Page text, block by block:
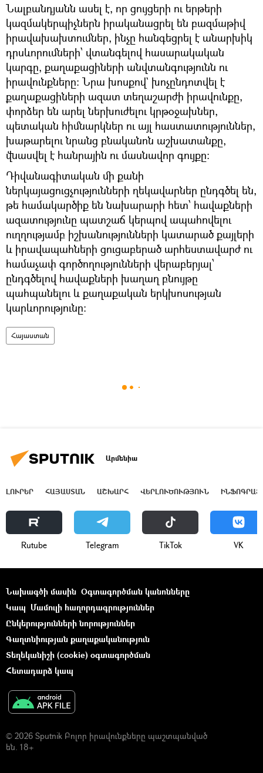
Նալբանդյանն ասել է, որ ցույցերի ու երթերի
կազմակերպիչներն իրականացրել են բազմաթիվ
իրավախախտումներ, ինչը հանգեցրել է անարխիկ
դրսևորումների՝ վտանգելով հասարակական
կարգը, քաղաքացիների անվտանգությունն ու
իրավունքները։ Նրա խոսքով` խոչընդոտվել է
քաղաքացիների ազատ տեղաշարժի իրավունքը,
փորձեր են արել ներխուժելու կրթօջախներ,
պետական հիմնարկներ ու այլ հաստատություններ,
խաթարելու նրանց բնականոն աշխատանքը,
վնասվել է հանրային ու մասնավոր գույքը։
Դիվանագիտական մի քանի
ներկայացուցչությունների ղեկավարներ ընդգծել են,
թե համակարծիք են նախարարի հետ՝ հավաքների
ազատությունը պատշաճ կերպով ապահովելու
ուղղությամբ իշխանությունների կատարած քայլերի
և իրավապահների ցուցաբերած արհեստավարժ ու
համաչափ գործողությունների վերաբերյալ՝
ընդգծելով հավաքների խաղաղ բնույթը
պահպանելու և քաղաքական երկխոսության
կարևորությունը։
Հայաստան
Արմենիա
ԼՈՒՐԵՐ ՀԱՅԱՍՏԱՆ ԱՇԽԱՐՀ ՎԵՐԼՈՒԾՈՒԹՅՈՒՆ
Rutube Telegram ТikТоk VK
Նախագծի մասին Օգտագործման կանոնները
Կապ Մամուլի հաղորդագրություններ
Ընկերությունների նորություններ
Գաղտնիության քաղաքականություն
Տեղեկանիշի (cookie) օգտագործման
Հետադարձ կապ
© 2026 Sputnik Բոլոր իրավունքները պաշտպանված
են. 18+